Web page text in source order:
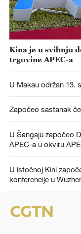
Kina je u svibnju
trgovine APEC-a
U Makau održan 13.
Započeo sastanak
U Šangaju započeo
APEC-a u okviru
U istočnoj Kini
konferencije u